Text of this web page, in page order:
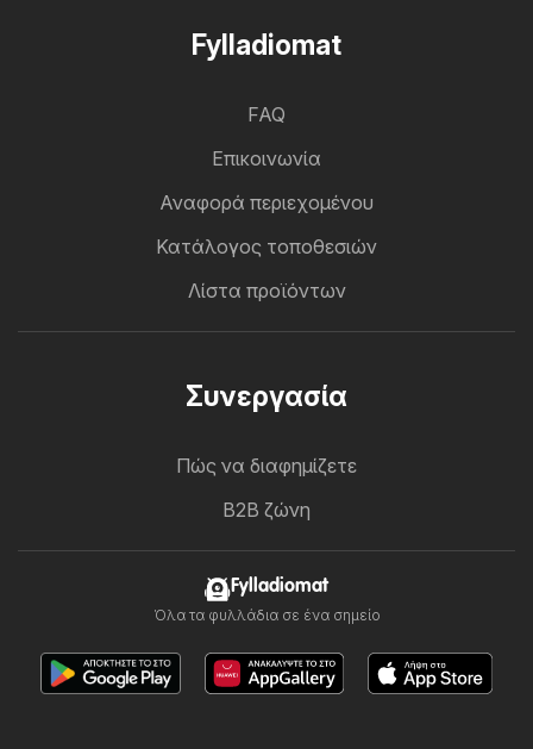
Fylladiomat
FAQ
Επικοινωνία
Αναφορά περιεχομένου
Κατάλογος τοποθεσιών
Λίστα προϊόντων
Συνεργασία
Πώς να διαφημίζετε
B2B ζώνη
Fylladiomat
Όλα τα φυλλάδια σε ένα σημείο